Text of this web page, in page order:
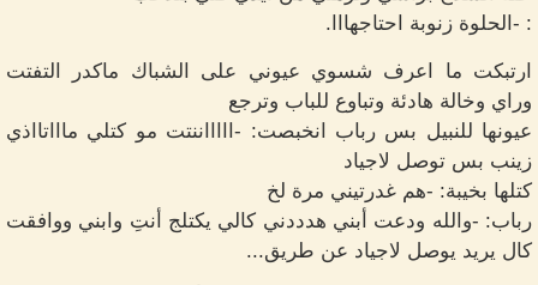
: -الحلوة زنوبة احتاجهااا.
ارتبكت ما اعرف شسوي عيوني على الشباك ماكدر التفتت
وراي وخالة هادئة وتباوع للباب وترجع
عيونها للنبيل بس رباب انخبصت: -اااااننتت مو كتلي ماااتااذي
زينب بس توصل لاجياد
كتلها بخيبة: -هم غدرتيني مرة لخ
رباب: -والله ودعت أبني هدددني كالي يكتلج أنتِ وابني ووافقت
كال يريد يوصل لاجياد عن طريق...